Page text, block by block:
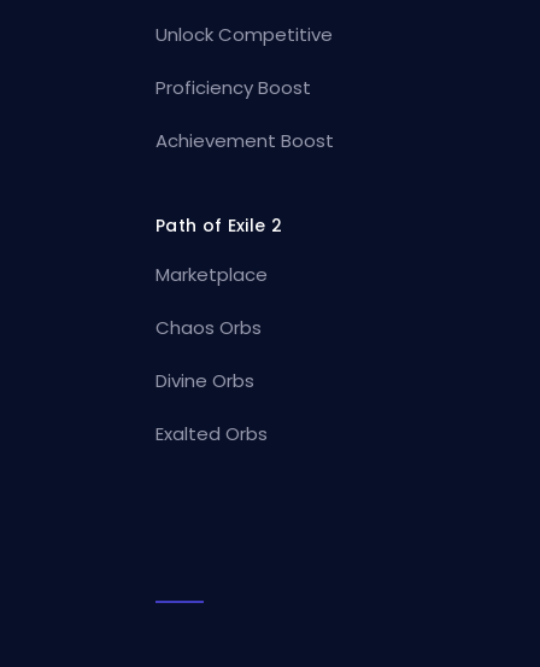
Unlock Competitive
Proficiency Boost
Achievement Boost
Path of Exile 2
Marketplace
Chaos Orbs
Divine Orbs
Exalted Orbs